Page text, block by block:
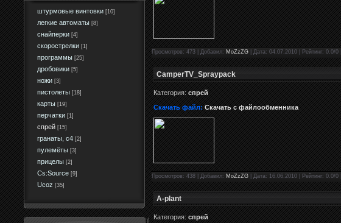
штурмовые винтовки [10]
легкие автоматы [8]
снайперки [4]
скорострелки [1]
программы [25]
дробовики [5]
ножи [3]
пистолеты [18]
карты [19]
перчатки [1]
спрей [15]
гранаты, c4 [2]
пулемёты [3]
прицелы [2]
Сs:Source [9]
Ucoz [35]
Просмотров: 473 | Добавил: MoZzZG | Дата: 04.07.2010 | Рейтинг: 0.0/0 |
CamperTV_Spraypack
Категория:спрей
Скачать файл: Скачать с файлообменника
Просмотров: 438 | Добавил: MoZzZG | Дата: 16.06.2010 | Рейтинг: 0.0/0 |
A-plant
Категория:спрей